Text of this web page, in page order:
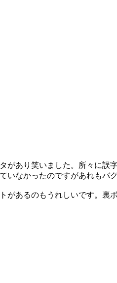
あり笑いました。所々に誤
いなかったのですがあれもバ
あるのもうれしいです。裏